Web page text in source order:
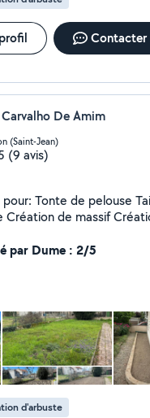
Contacter
De Amim
(Saint-Jean)
(9 avis)
Tonte de pelouse Taille de
par Dume : 2/5
d'arbuste